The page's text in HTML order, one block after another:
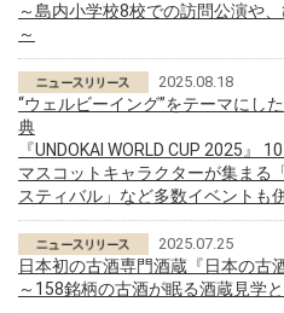
～島内小学校8校での訪問公演や
～
2025.08.18
“ウェルビーイング”をテーマにし
典
『UNDOKAI WORLD CUP 2025』
マスコットキャラクターが集まる
スティバル」など多数イベントも
2025.07.25
日本初の古酒専門酒蔵『日本の古
～158銘柄の古酒が眠る酒蔵見学